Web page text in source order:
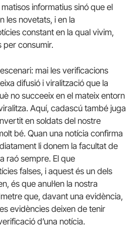
informatius sinó que el
les novetats, i en la
constant en la qual vivim,
per consumir.
mai les verificacions
difusió i viralització que la
no succeeix en el mateix entorn
Aquí, cadascú també juga
en soldats del nostre
bé. Quan una notícia confirma
li donem la facultat de
raó sempre. El que
falses, i aquest és un dels
és que anul·len la nostra
que, davant una evidència,
evidències deixen de tenir
d’una notícia.